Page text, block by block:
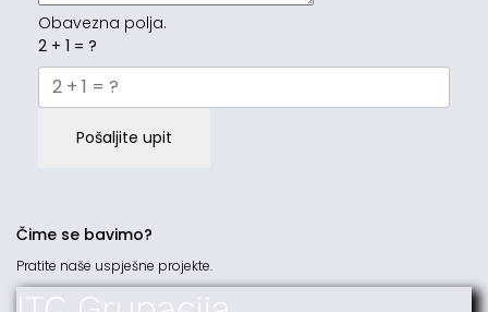
Obavezna polja.
2 + 1 = ?
Pošaljite upit
Čime se bavimo?
Pratite naše uspješne projekte.